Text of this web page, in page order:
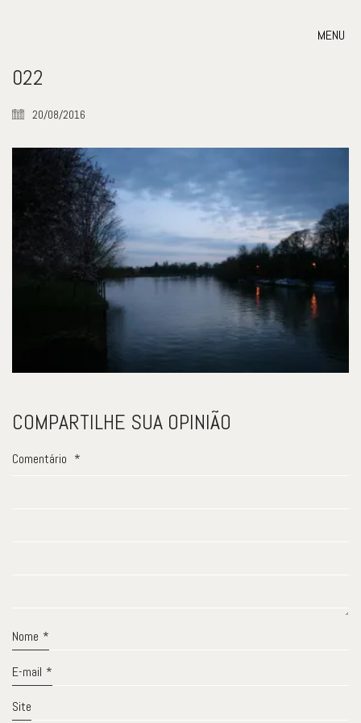
MENU
022
20/08/2016
COMPARTILHE SUA OPINIÃO
Comentário *
Nome *
E-mail *
Site